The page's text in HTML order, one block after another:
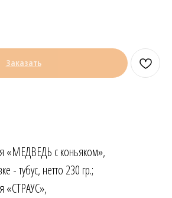
Заказать
«МЕДВЕДЬ с коньяком»,
- тубус, нетто 230 гр.;
«СТРАУС»,